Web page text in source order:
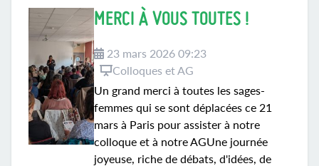
MERCI À VOUS TOUTES !
23 mars 2026 09:23
Colloques et AG
Un grand merci à toutes les sages-
femmes qui se sont déplacées ce 21
mars à Paris pour assister à notre
colloque et à notre AGUne journée
joyeuse, riche de débats, d'idées, de